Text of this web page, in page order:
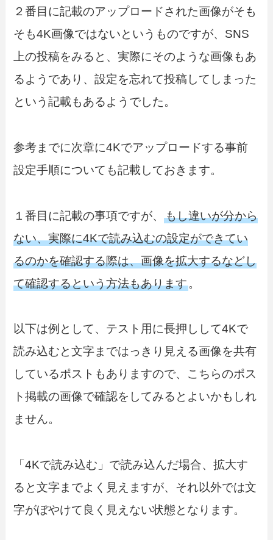
２番目に記載のアップロードされた画像がそも
そも4K画像ではないというものですが、SNS
上の投稿をみると、実際にそのような画像もあ
るようであり、設定を忘れて投稿してしまった
という記載もあるようでした。
参考までに次章に4Kでアップロードする事前
設定手順についても記載しておきます。
１番目に記載の事項ですが、もし違いが分から
ない、実際に4Kで読み込むの設定ができてい
るのかを確認する際は、画像を拡大するなどし
て確認するという方法もあります。
以下は例として、テスト用に長押しして4Kで
読み込むと文字まではっきり見える画像を共有
しているポストもありますので、こちらのポス
ト掲載の画像で確認をしてみるとよいかもしれ
ません。
「4Kで読み込む」で読み込んだ場合、拡大す
ると文字までよく見えますが、それ以外では文
字がぼやけて良く見えない状態となります。